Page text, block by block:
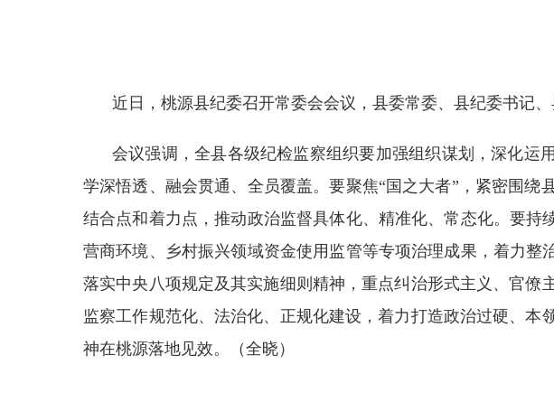
近日，桃源县纪委召开常委会会议，县委常委、县纪委书记
会议强调，全县各级纪检监察组织要加强组织谋划，深化运
学深悟透、融会贯通、全员覆盖。要聚焦“国之大者”，紧密围
结合点和着力点，推动政治监督具体化、精准化、常态化。要
营商环境、乡村振兴领域资金使用监管等专项治理成果，着力
落实中央八项规定及其实施细则精神，重点纠治形式主义、官
监察工作规范化、法治化、正规化建设，着力打造政治过硬、
神在桃源落地见效。（全晓）